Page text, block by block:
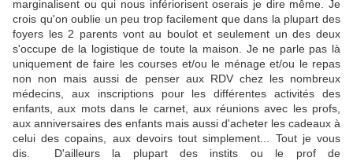
marginalisent ou qui nous infériorisent oserais je dire même. Je
crois qu'on oublie un peu trop facilement que dans la plupart des
foyers les 2 parents vont au boulot et seulement un des deux
s'occupe de la logistique de toute la maison. Je ne parle pas là
uniquement de faire les courses et/ou le ménage et/ou le repas
non non mais aussi de penser aux RDV chez les nombreux
médecins, aux inscriptions pour les différentes activités des
enfants, aux mots dans le carnet, aux réunions avec les profs,
aux anniversaires des enfants mais aussi d'acheter les cadeaux à
celui des copains, aux devoirs tout simplement... Tout je vous
dis. D'ailleurs la plupart des instits ou le prof de